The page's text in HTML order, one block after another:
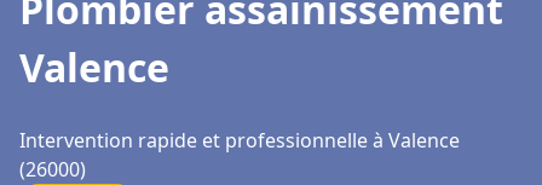
Valence
Intervention rapide et professionnelle à Valence
(26000)